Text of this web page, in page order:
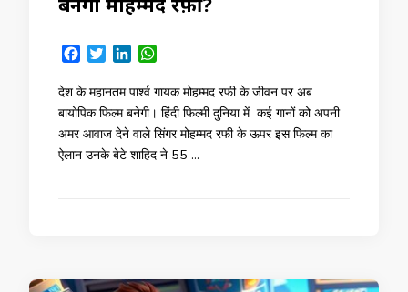
Facebook
TwitterLinkedIn
देश के महानतम पार्श्व गायक मोहम्मद रफी के जीवन पर अब
बायोपिक फिल्म बनेगी। हिंदी फिल्मी दुनिया में कई गानों को अपनी
अमर आवाज देने वाले सिंगर मोहम्मद रफी के ऊपर इस फिल्म का
ऐलान उनके बेटे शाहिद ने 55 …